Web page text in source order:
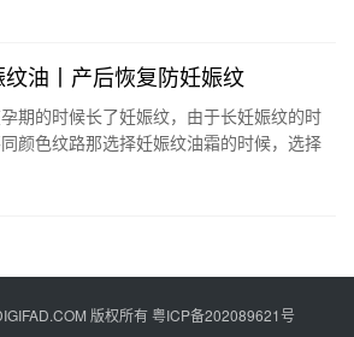
油丨产后恢复防妊娠纹
期的时候长了妊娠纹，由于长妊娠纹的时
颜色纹路那选择妊娠纹油霜的时候，选择
版权所有粤ICP备202089621号